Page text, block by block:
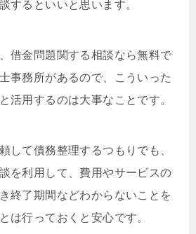
するといいと思います。
借金問題関する相談なら無料で
事務所があるので、こういった
活用するのは大事なことです。
して債務整理するつもりでも、
を利用して、費用やサービスの
終了期間などわからないことを
は行っておくと安心です。